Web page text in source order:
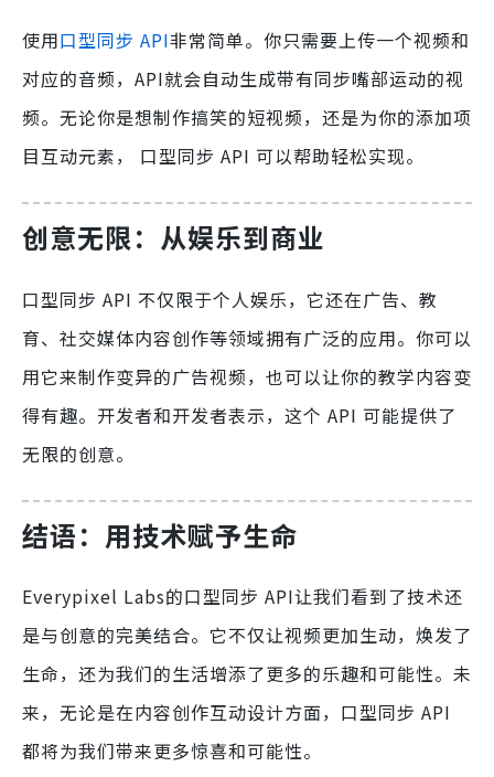
使用口型同步 API非常简单。你只需要上传一个视频和
对应的音频，API就会自动生成带有同步嘴部运动的视
频。无论你是想制作搞笑的短视频，还是为你的添加项
目互动元素， 口型同步 API 可以帮助轻松实现。
创意无限：从娱乐到商业
口型同步 API 不仅限于个人娱乐，它还在广告、教
育、社交媒体内容创作等领域拥有广泛的应用。你可以
用它来制作变异的广告视频，也可以让你的教学内容变
得有趣。开发者和开发者表示，这个 API 可能提供了
无限的创意。
结语：用技术赋予生命
Everypixel Labs的口型同步 API让我们看到了技术还
是与创意的完美结合。它不仅让视频更加生动，焕发了
生命，还为我们的生活增添了更多的乐趣和可能性。未
来，无论是在内容创作互动设计方面，口型同步 API
都将为我们带来更多惊喜和可能性。